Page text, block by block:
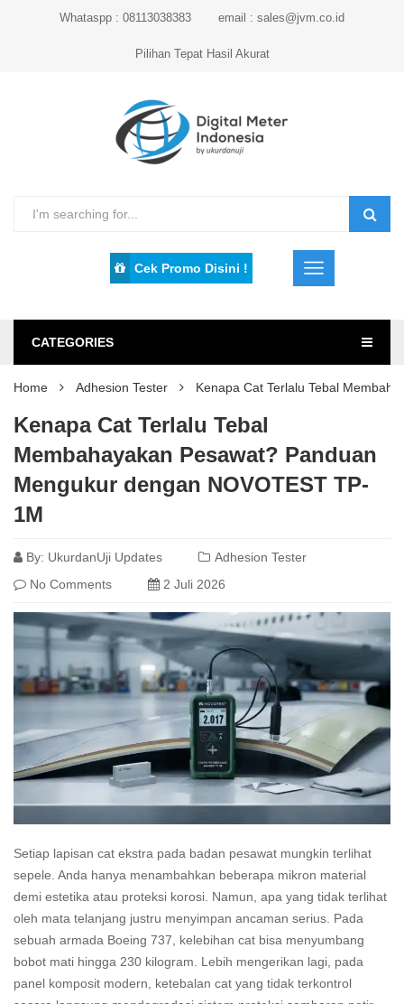
Whataspp : 08113038383 email : sales@jvm.co.id
Pilihan Tepat Hasil Akurat
Cek Promo Disini !
CATEGORIES
Home Adhesion Tester Kenapa Cat Terlalu Tebal
Kenapa Cat Terlalu Tebal
Membahayakan Pesawat? Panduan
Mengukur dengan NOVOTEST TP-
1M
By: UkurdanUji Updates
Adhesion Tester
No Comments
2 Juli 2026
Setiap lapisan cat ekstra pada badan pesawat mungkin terlihat
sepele. Anda hanya menambahkan beberapa mikron material
demi estetika atau proteksi korosi. Namun, apa yang tidak terlihat
oleh mata telanjang justru menyimpan ancaman serius. Pada
sebuah armada Boeing 737, kelebihan cat bisa menyumbang
bobot mati hingga 230 kilogram. Lebih mengerikan lagi, pada
panel komposit modern, ketebalan cat yang tidak terkontrol